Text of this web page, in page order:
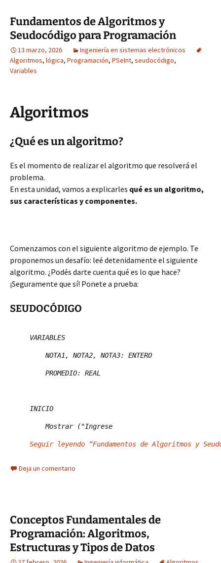
Fundamentos de Algoritmos y
Seudocódigo para Programación
13 marzo, 2026
Ingeniería en sistemas electrónicos
Algoritmos, lógica, Programación, PSeInt, seudocódigo,
Variables
Algoritmos
¿Qué es un algoritmo?
Es el momento de realizar el algoritmo que resolverá el
problema.
En esta unidad, vamos a explicarles qué es un algoritmo,
sus características y componentes.
Comenzamos con el siguiente algoritmo de ejemplo. Te
proponemos un desafío: leé detenidamente el siguiente
algoritmo. ¿Podés darte cuenta qué es lo que hace?
¡Seguramente que sí! Ponete a prueba:
SEUDOCÓDIGO
VARIABLES
NOTA1, NOTA2, NOTA3: ENTERO
PROMEDIO: REAL
INICIO
Mostrar ("Ingrese
Seguir leyendo “Fundamentos de Algoritmos y
Deja un comentario
Conceptos Fundamentales de
Programación: Algoritmos,
Estructuras y Tipos de Datos